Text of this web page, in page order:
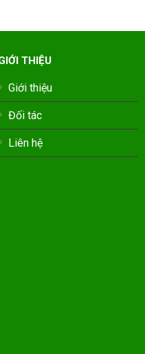
THIỆU
Giới thiệu
Đối tác
Liên hệ